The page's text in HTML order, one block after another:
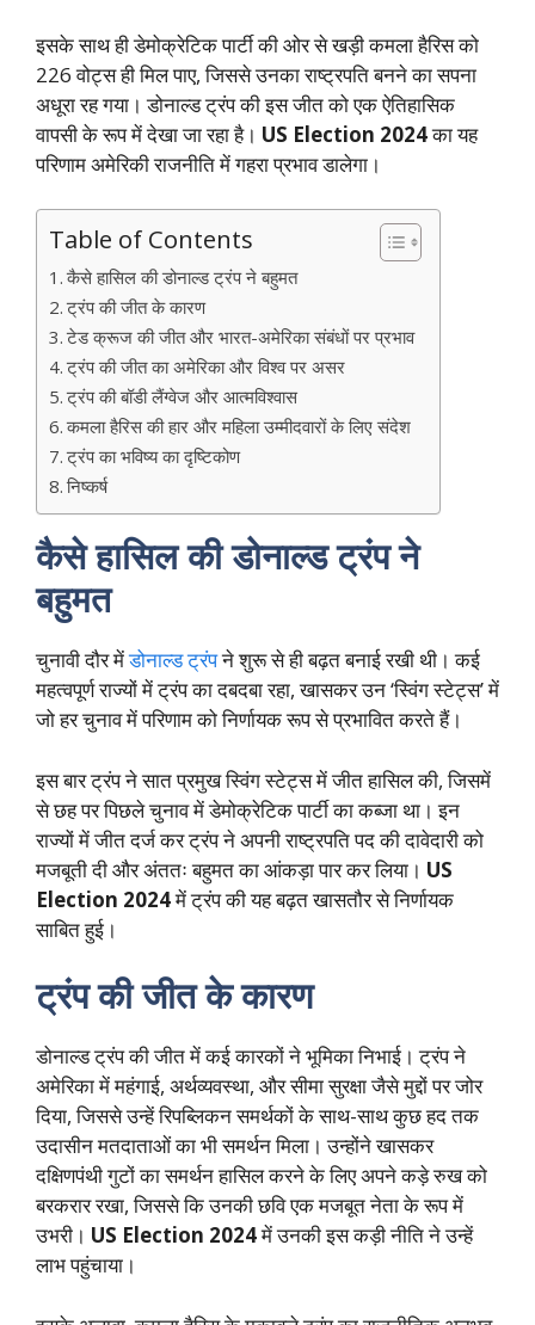
इसके साथ ही डेमोक्रेटिक पार्टी की ओर से खड़ी कमला हैरिस को
226 वोट्स ही मिल पाए, जिससे उनका राष्ट्रपति बनने का सपना
अधूरा रह गया। डोनाल्ड ट्रंप की इस जीत को एक ऐतिहासिक
वापसी के रूप में देखा जा रहा है। US Election 2024का यह
परिणाम अमेरिकी राजनीति में गहरा प्रभाव डालेगा।
Table of Contents
कैसे हासिल की डोनाल्ड ट्रंप ने बहुमत
ट्रंप की जीत के कारण
टेड क्रूज की जीत और भारत-अमेरिका संबंधों पर प्रभाव
ट्रंप की जीत का अमेरिका और विश्व पर असर
ट्रंप की बॉडी लैंग्वेज और आत्मविश्वास
कमला हैरिस की हार और महिला उम्मीदवारों के लिए संदेश
ट्रंप का भविष्य का दृष्टिकोण
निष्कर्ष
कैसे हासिल की डोनाल्ड ट्रंप ने
बहुमत
चुनावी दौर मेंडोनाल्ड ट्रंपने शुरू से ही बढ़त बनाई रखी थी। कई
महत्वपूर्ण राज्यों में ट्रंप का दबदबा रहा, खासकर उन ‘स्विंग स्टेट्स’ में
जो हर चुनाव में परिणाम को निर्णायक रूप से प्रभावित करते हैं।
इस बार ट्रंप ने सात प्रमुख स्विंग स्टेट्स में जीत हासिल की, जिसमें
से छह पर पिछले चुनाव में डेमोक्रेटिक पार्टी का कब्जा था। इन
राज्यों में जीत दर्ज कर ट्रंप ने अपनी राष्ट्रपति पद की दावेदारी को
मजबूती दी और अंततः बहुमत का आंकड़ा पार कर लिया। US
Election 2024में ट्रंप की यह बढ़त खासतौर से निर्णायक
साबित हुई।
ट्रंप की जीत के कारण
डोनाल्ड ट्रंप की जीत में कई कारकों ने भूमिका निभाई। ट्रंप ने
अमेरिका में महंगाई, अर्थव्यवस्था, और सीमा सुरक्षा जैसे मुद्दों पर जोर
दिया, जिससे उन्हें रिपब्लिकन समर्थकों के साथ-साथ कुछ हद तक
उदासीन मतदाताओं का भी समर्थन मिला। उन्होंने खासकर
दक्षिणपंथी गुटों का समर्थन हासिल करने के लिए अपने कड़े रुख को
बरकरार रखा, जिससे कि उनकी छवि एक मजबूत नेता के रूप में
उभरी। US Election 2024में उनकी इस कड़ी नीति ने उन्हें
लाभ पहुंचाया।